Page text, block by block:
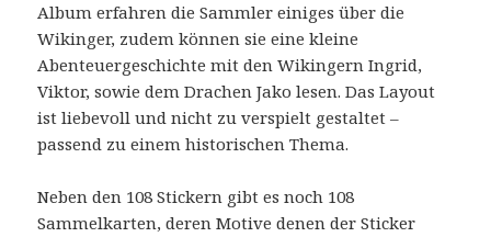
Album erfahren die Sammler einiges über die
Wikinger, zudem können sie eine kleine
Abenteuergeschichte mit den Wikingern Ingrid,
Viktor, sowie dem Drachen Jako lesen. Das Layout
ist liebevoll und nicht zu verspielt gestaltet –
passend zu einem historischen Thema.
Neben den 108 Stickern gibt es noch 108
Sammelkarten, deren Motive denen der Sticker